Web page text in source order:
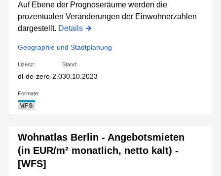
Auf Ebene der Prognoseräume werden die
prozentualen Veränderungen der Einwohnerzahlen
dargestellt. Details
Geographie und Stadtplanung
Lizenz:
dl-de-zero-2.0
Stand:
30.10.2023
Formate:
WFS
Wohnatlas Berlin - Angebotsmieten
(in EUR/m² monatlich, netto kalt) -
[WFS]